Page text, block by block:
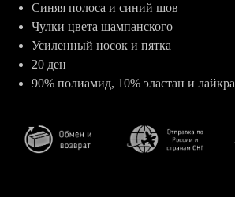
Синяя полоса и синий шов
Чулки цвета шампанского
Усиленный носок и пятка
20 ден
90% полиамид, 10% эластан и лайкра